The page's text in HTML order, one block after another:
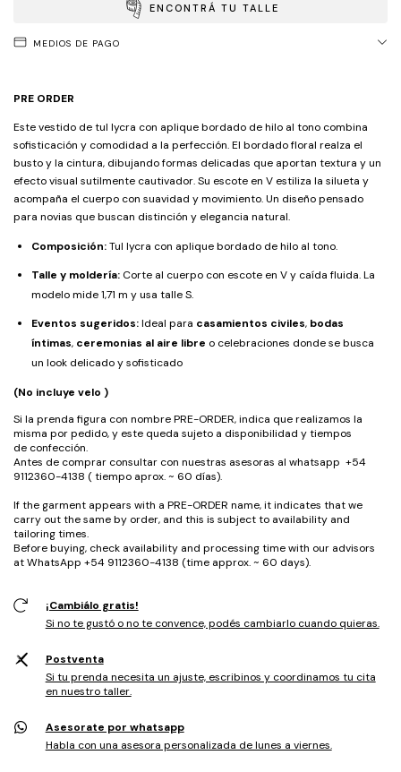
ENCONTRÁ TU TALLE
MEDIOS DE PAGO
PRE ORDER
Este vestido de tul lycra con aplique bordado de hilo al tono combina
sofisticación y comodidad a la perfección. El bordado floral realza el
busto y la cintura, dibujando formas delicadas que aportan textura y un
efecto visual sutilmente cautivador. Su escote en V estiliza la silueta y
acompaña el cuerpo con suavidad y movimiento. Un diseño pensado
para novias que buscan distinción y elegancia natural.
Composición:Tul lycra con aplique bordado de hilo al tono.
Talle y moldería: Corte al cuerpo con escote en V y caída fluida. La
modelo mide 1,71 m y usa talle S.
Eventos sugeridos:Ideal para casamientos civiles, bodas
íntimas, ceremonias al aire libre o celebraciones donde se busca
un look delicado y sofisticado
(No incluye velo )
Si la prenda figura con nombre PRE-ORDER, indica que realizamos la
misma por pedido, y este queda sujeto a disponibilidad y tiempos
de confección.
Antes de comprar consultar con nuestras asesoras al whatsapp +54
9112360-4138 ( tiempo aprox. ~ 60 días).
If the garment appears with a PRE-ORDER name, it indicates that we
carry out the same by order, and this is subject to availability and
tailoring times.
Before buying, check availability and processing time with our advisors
at WhatsApp +54 9112360-4138 (time approx. ~ 60 days).
¡Cambiálo gratis!
Si no te gustó o no te convence, podés cambiarlo cuando quieras.
Postventa
Si tu prenda necesita un ajuste, escribinos y coordinamos tu cita
en nuestro taller.
Asesorate por whatsapp
Habla con una asesora personalizada de lunes a viernes.